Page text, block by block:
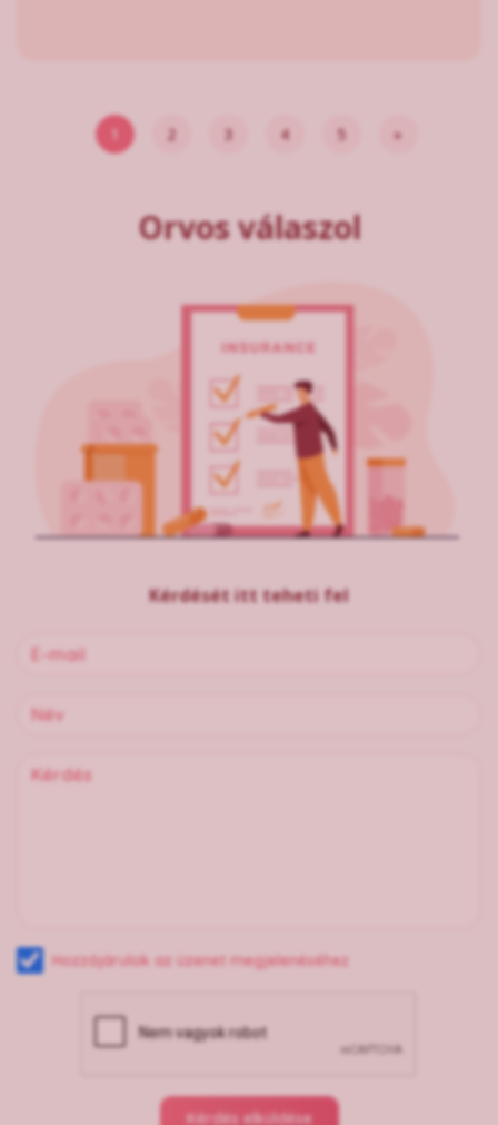
Orvos válaszol
Kérdését itt teheti fel
Hozzájárulok az üzenet megjelenéséhez
Kérdés elküldése
1 2 3 4 5 »